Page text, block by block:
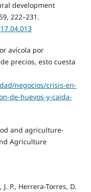
development
222–231.
avícola por
precios, esto cuesta
negocios/crisis-en-
de-huevos-y-caida-
and agriculture-
Agriculture
P., Herrera-Torres, D.